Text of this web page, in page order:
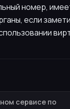
номер,
если
сервисе по